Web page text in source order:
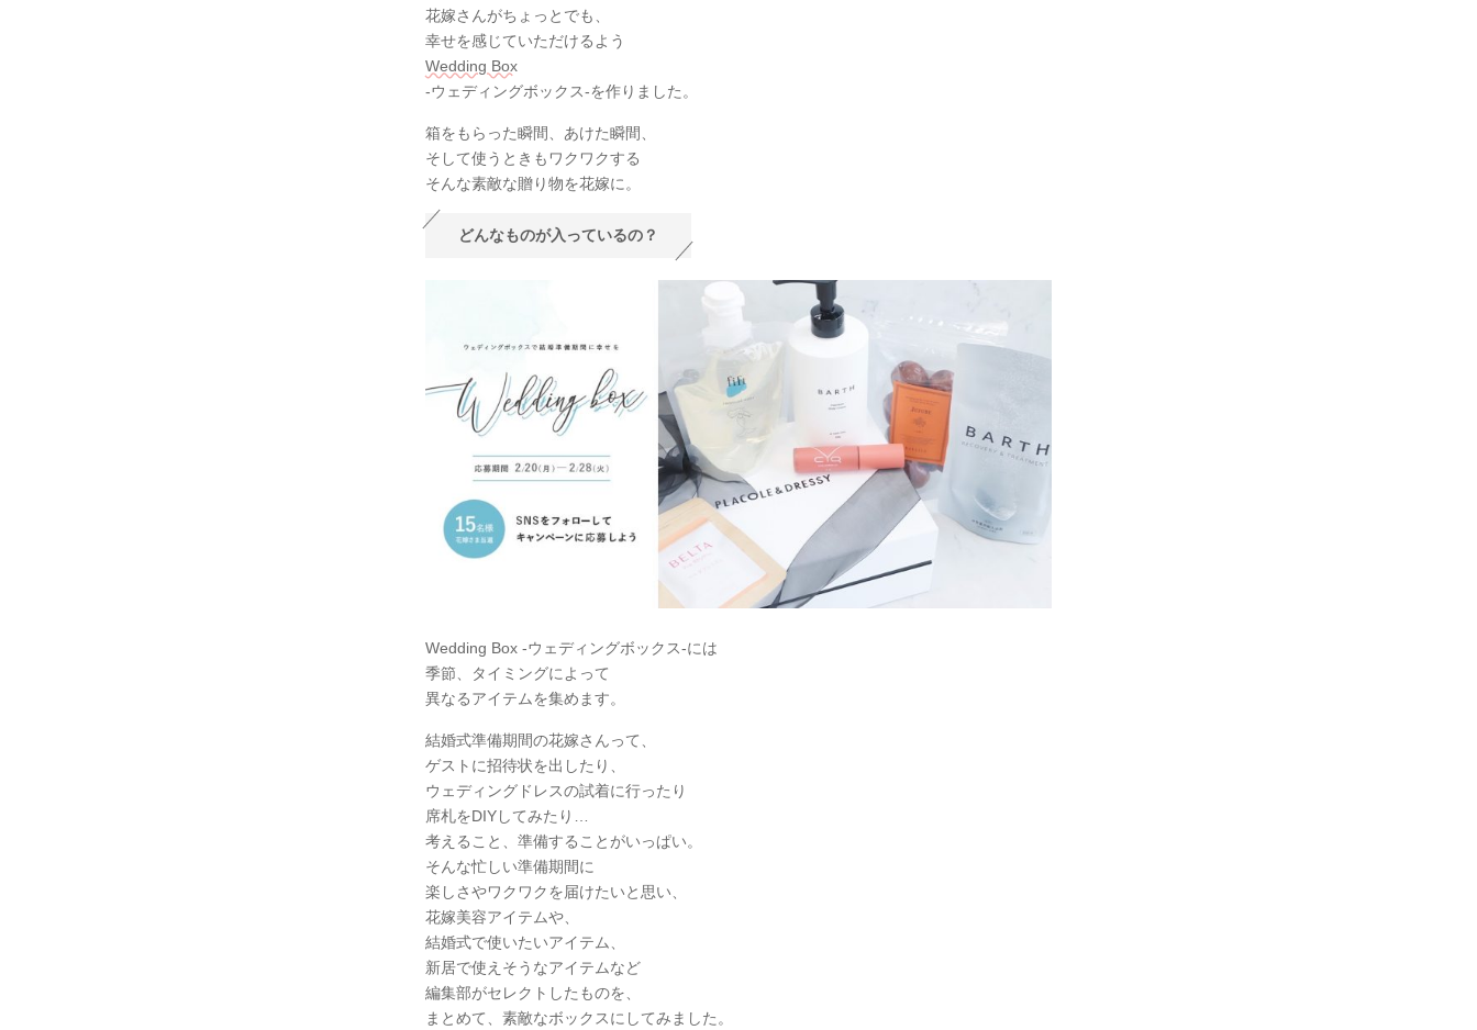
花嫁さんがちょっとでも、
幸せを感じていただけるよう
Wedding Box
-ウェディングボックス-を作りました。
箱をもらった瞬間、あけた瞬間、
そして使うときもワクワクする
そんな素敵な贈り物を花嫁に。
どんなものが入っているの？
Wedding Box -ウェディングボックス-には
季節、タイミングによって
異なるアイテムを集めます。
結婚式準備期間の花嫁さんって、
ゲストに招待状を出したり、
ウェディングドレスの試着に行ったり
席札をDIYしてみたり…
考えること、準備することがいっぱい。
そんな忙しい準備期間に
楽しさやワクワクを届けたいと思い、
花嫁美容アイテムや、
結婚式で使いたいアイテム、
新居で使えそうなアイテムなど
編集部がセレクトしたものを、
まとめて、素敵なボックスにしてみました。